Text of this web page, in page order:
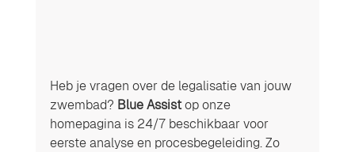
Heb je vragen over de legalisatie van jouw
zwembad? Blue Assist op onze
homepagina is 24/7 beschikbaar voor
eerste analyse en procesbegeleiding. Zo